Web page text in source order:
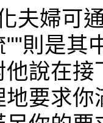
夫婦可
則是其
說在接
要求